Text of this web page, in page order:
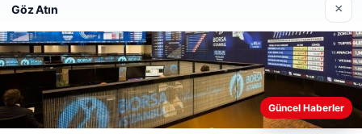
Enes Kaplan Avukatlık Bürosu
28/04/2026
Web sitemizi nasıl kullandığınızı daha iyi anlayabilmek,
Göz Atın ×
Güncel Haberler